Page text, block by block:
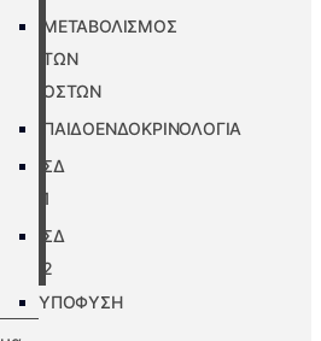
ΜΕΤΑΒΟΛΙΣΜΟΣ
ΤΩΝ
ΟΣΤΩΝ
ΠΑΙΔΟΕΝΔΟΚΡΙΝΟΛΟΓΙΑ
ΣΔ
1
ΣΔ
2
ΥΠΟΦΥΣΗ